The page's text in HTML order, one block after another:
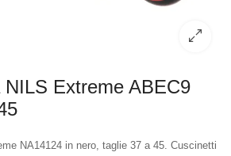
NILS Extreme ABEC9
NA14124 in nero, taglie 37 a 45. Cuscinetti